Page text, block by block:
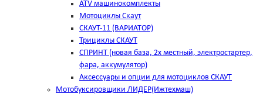
ATV машинокомплекты
Мотоциклы Скаут
СКАУТ-11 (ВАРИАТОР)
Трициклы СКАУТ
СПРИНТ (новая база, 2х местный, электростартер,
фара, аккумулятор)
Аксессуары и опции для мотоциклов СКАУТ
Мотобуксировщики ЛИДЕР(Ижтехмаш)